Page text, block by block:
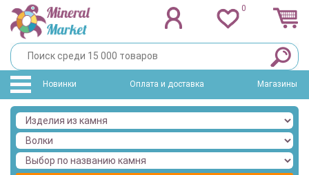
0
Новинки Оплата и доставка Магазины